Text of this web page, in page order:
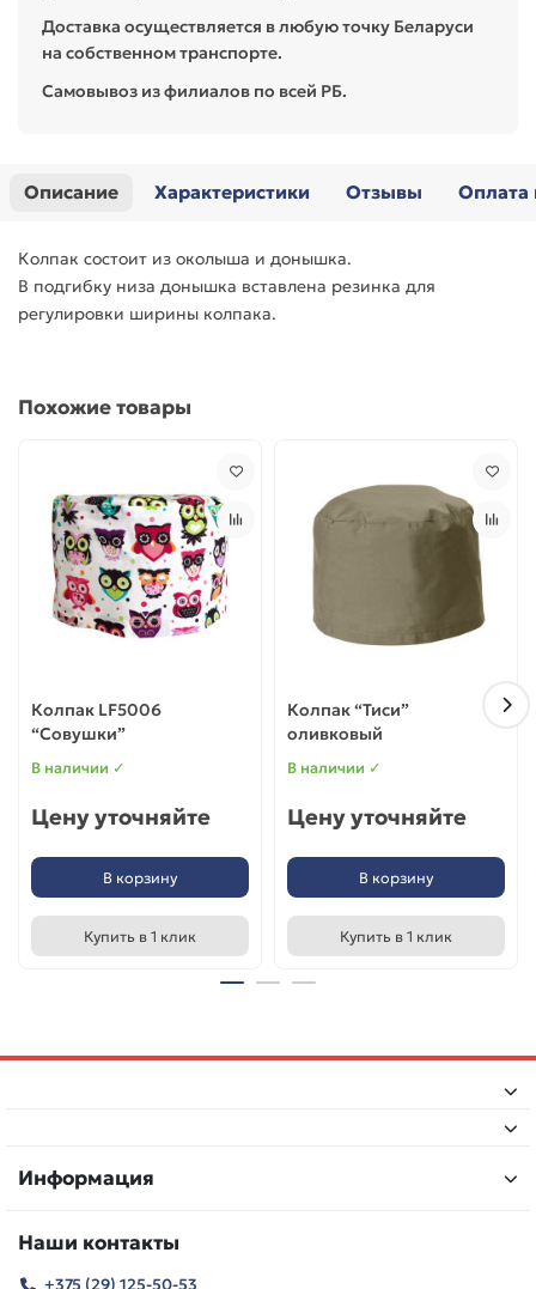
Доставка осуществляется в любую точку Беларуси
на собственном транспорте.
Самовывоз из филиалов по всей РБ.
Описание Характеристики Отзывы Оплата
Колпак состоит из околыша и донышка.
В подгибку низа донышка вставлена резинка для
регулировки ширины колпака.
Похожие товары
Колпак LF5006
“Совушки”
В наличии ✓
Цену уточняйте
В корзину
Купить в 1 клик
Колпак “Тиси”
оливковый
В наличии ✓
Цену уточняйте
В корзину
Купить в 1 клик
Информация
Наши контакты
+375 (29) 125-50-53